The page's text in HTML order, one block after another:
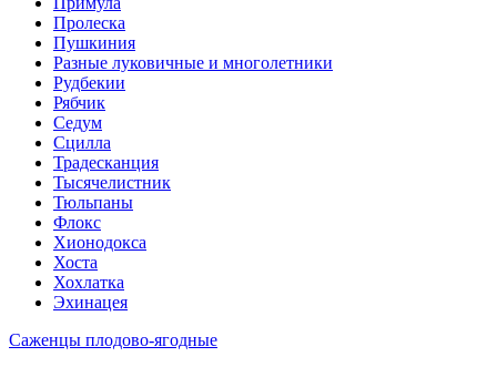
Пролеска
Пушкиния
Разные луковичные и многолетники
Рудбекии
Рябчик
Седум
Сцилла
Традесканция
Тысячелистник
Тюльпаны
Флокс
Хионодокса
Хоста
Хохлатка
Эхинацея
Саженцы плодово-ягодные